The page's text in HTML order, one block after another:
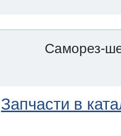
Саморез-
Запчасти в